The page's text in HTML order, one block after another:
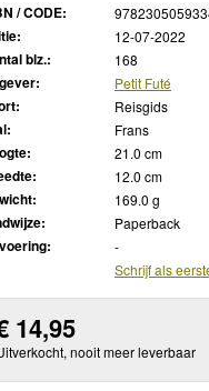
/ CODE:
12-07-2022
blz.: 168
Petit Futé
Reisgids
Frans
21.0 cm
12.0 cm
169.0 g
Paperback
-
Schrijf als
14,95
nooit meer leverbaar